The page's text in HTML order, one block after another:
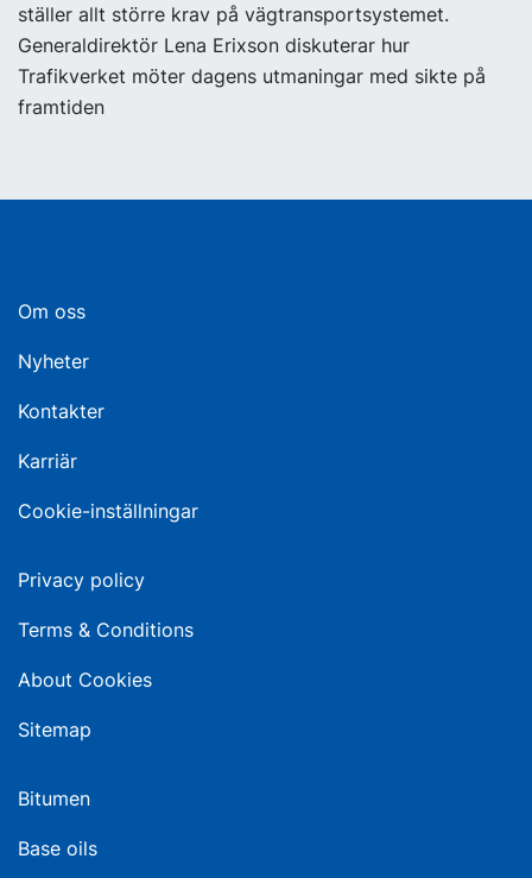
ställer allt större krav på vägtransportsystemet.
Generaldirektör Lena Erixson diskuterar hur
Trafikverket möter dagens utmaningar med sikte på
framtiden
Om oss
Nyheter
Kontakter
Karriär
Cookie-inställningar
Privacy policy
Terms & Conditions
About Cookies
Sitemap
Bitumen
Base oils